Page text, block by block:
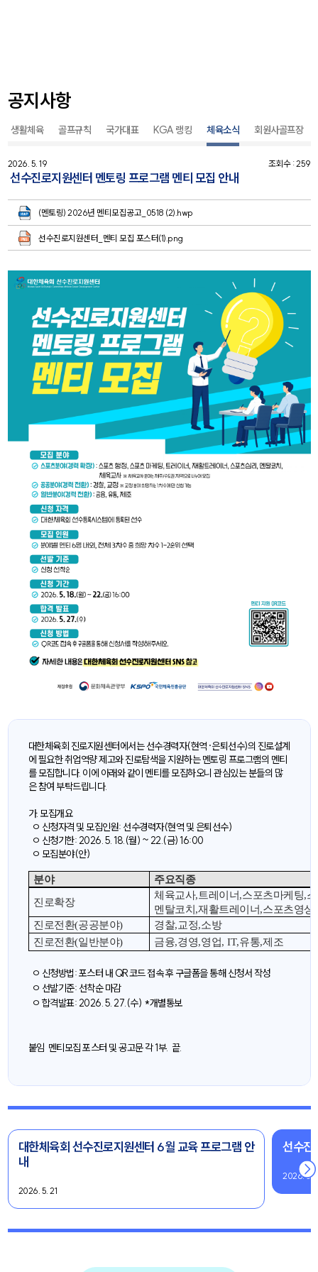
공지사항
생활체육 골프규칙 국가대표 KGA 랭킹 체육소식 회원사골프장
2026. 5. 19 조회수 : 259
선수진로지원센터 멘토링 프로그램 멘티 모집 안내
(멘토링) 2026년 멘티모집공고_0518 (2).hwp
선수진로지원센터_멘티 모집 포스터(1).png
대한체육회 진로지원센터에서는 선수경력자(현역·은퇴선수)의 진로설계
에 필요한 취업역량 제고와 진로탐색을 지원하는 멘토링 프로그램의 멘티
를 모집합니다. 이에 아래와 같이 멘티를 모집하오니 관심있는 분들의 많
은 참여 부탁드립니다.
가. 모집개요
ㅇ 신청자격 및 모집인원: 선수경력자(현역 및 은퇴선수)
ㅇ 신청기한: 2026. 5. 18.(월) ~ 22.(금) 16:00
ㅇ 모집분야(안)
분야
주요직종
진로확장
체육교사,트레이너,스포츠마케팅,
멘탈코치 ,재활트레이너,스포츠영상
진로전환(공공분야) 경찰,교정,소방
진로전환(일반분야) 금융,경영,영업, IT,유통,제조
ㅇ 신청방법: 포스터 내 QR코드 접속 후 구글폼을 통해 신청서 작성
ㅇ 선발기준: 선착순 마감
ㅇ 합격발표: 2026. 5. 27.(수) *개별통보
붙임 멘티모집 포스터 및 공고문 각 1부. 끝.
대한체육회 선수진로지원센터 6월 교육 프로그램 안
내
2026. 5. 21
선수진
2026. 5.